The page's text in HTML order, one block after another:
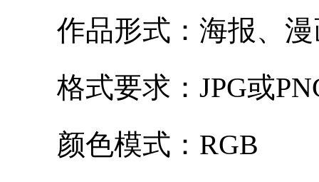
作品形式：海报、漫
格式要求：JPG或
颜色模式：RGB